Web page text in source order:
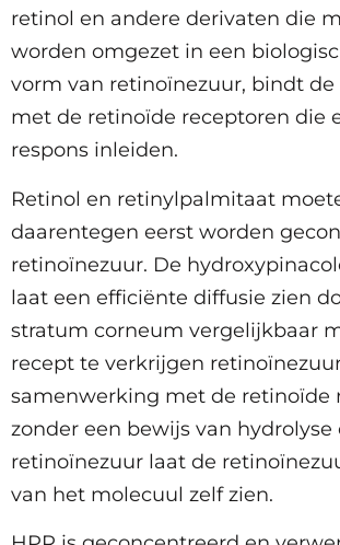
retinol en andere derivaten die
worden omgezet in een
vorm van retinoïnezuur, bindt de
met de retinoïde receptoren die
respons inleiden.
Retinol en retinylpalmitaat
daarentegen eerst worden
retinoïnezuur. De
laat een efficiënte diffusie zien
stratum corneum vergelijkbaar
recept te verkrijgen
samenwerking met de retinoïde
zonder een bewijs van
retinoïnezuur laat de
van het molecuul zelf zien.